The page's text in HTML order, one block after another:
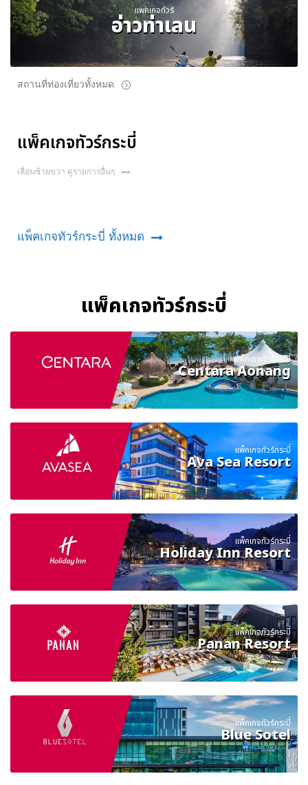
แพคเกจทัวร์
อ่าวท่าเลน
สถานที่ท่องเที่ยวทั้งหมด
แพ็คเกจทัวร์กระบี่
เลื่อนซ้ายขวา ดูรายการอื่นๆ
แพ็คเกจทัวร์กระบี่ ทั้งหมด
แพ็คเกจทัวร์กระบี่
แพ็คเกจทัวร์กระบี่
Centara Aonang
แพ็คเกจทัวร์กระบี่
Ava Sea Resort
แพ็คเกจทัวร์กระบี่
Holiday Inn Resort
แพ็คเกจทัวร์กระบี่
Panan Resort
แพ็คเกจทัวร์กระบี่
Blue Sotel